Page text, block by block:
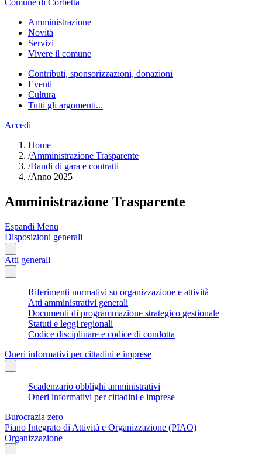
Comune di Corbetta
Amministrazione
Novità
Servizi
Vivere il comune
Contributi, sponsorizzazioni, donazioni
Eventi
Cultura
Tutti gli argomenti...
Accedi
Home
/Amministrazione Trasparente
/Bandi di gara e contratti
/Anno 2025
Amministrazione Trasparente
Espandi Menu
Disposizioni generali
Atti generali
Riferimenti normativi su organizzazione e attività
Atti amministrativi generali
Documenti di programmazione strategico gestionale
Statuti e leggi regionali
Codice disciplinare e codice di condotta
Oneri informativi per cittadini e imprese
Scadenzario obblighi amministrativi
Oneri informativi per cittadini e imprese
Burocrazia zero
Piano Integrato di Attività e Organizzazione (PIAO)
Organizzazione